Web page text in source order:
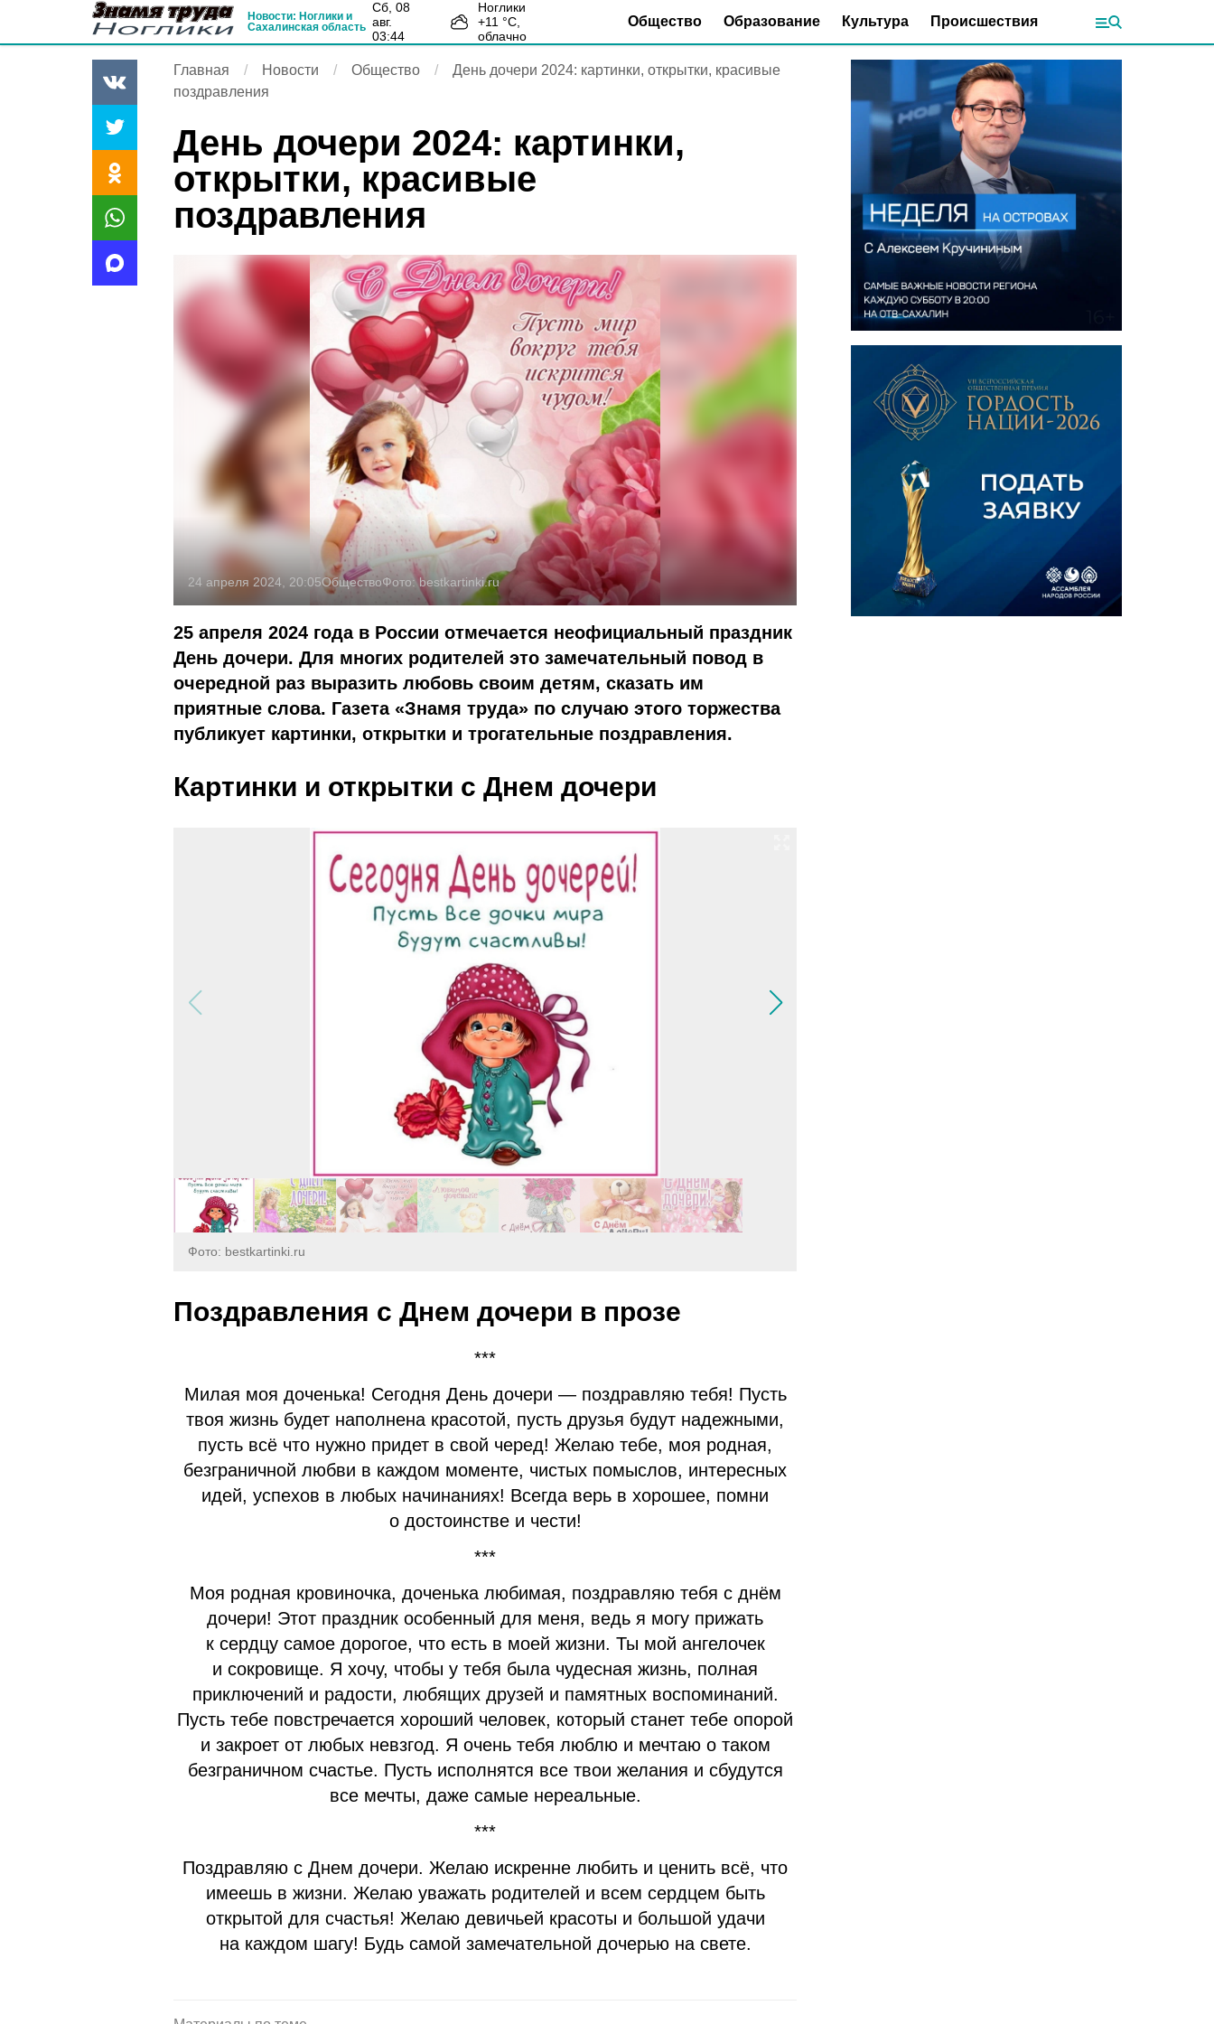
Новости: Ноглики и
Сахалинская область
сб, 08
авг.
03:44
Ноглики
+11 °С,
облачно
Общество Образование Культура Происшествия
Главная Новости Общество
День дочери 2024: картинки, открытки, красивые
поздравления
День дочери 2024: картинки,
открытки, красивые
поздравления
24 апреля 2024, 20:05ОбществоФото:bestkartinki.ru
25 апреля 2024 года в России отмечается неофициальный праздник
День дочери. Для многих родителей это замечательный повод в
очередной раз выразить любовь своим детям, сказать им
приятные слова. Газета «Знамя труда» по случаю этого торжества
публикует картинки, открытки и трогательные поздравления.
Картинки и открытки с Днем дочери
Фото: bestkartinki.ru
Поздравления с Днем дочери в прозе
***
Милая моя доченька! Сегодня День дочери — поздравляю тебя! Пусть
твоя жизнь будет наполнена красотой, пусть друзья будут надежными,
пусть всё что нужно придет в свой черед! Желаю тебе, моя родная,
безграничной любви в каждом моменте, чистых помыслов, интересных
идей, успехов в любых начинаниях! Всегда верь в хорошее, помни
о достоинстве и чести!
***
Моя родная кровиночка, доченька любимая, поздравляю тебя с днём
дочери! Этот праздник особенный для меня, ведь я могу прижать
к сердцу самое дорогое, что есть в моей жизни. Ты мой ангелочек
и сокровище. Я хочу, чтобы у тебя была чудесная жизнь, полная
приключений и радости, любящих друзей и памятных воспоминаний.
Пусть тебе повстречается хороший человек, который станет тебе опорой
и закроет от любых невзгод. Я очень тебя люблю и мечтаю о таком
безграничном счастье. Пусть исполнятся все твои желания и сбудутся
все мечты, даже самые нереальные.
***
Поздравляю с Днем дочери. Желаю искренне любить и ценить всё, что
имеешь в жизни. Желаю уважать родителей и всем сердцем быть
открытой для счастья! Желаю девичьей красоты и большой удачи
на каждом шагу! Будь самой замечательной дочерью на свете.